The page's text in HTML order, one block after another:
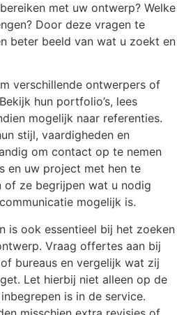
met uw ontwerp? Welke
Door deze vragen te
beter beeld van wat u zoekt en
verschillende ontwerpers of
hun portfolio’s, lees
mogelijk naar referenties.
stijl, vaardigheden en
om contact op te nemen
en uw project met hen te
of ze begrijpen wat u nodig
mogelijk is.
is ook essentieel bij het zoeken
Vraag offertes aan bij
bureaus en vergelijk wat zij
Let hierbij niet alleen op de
is in de service.